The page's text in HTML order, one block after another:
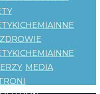
CHEMIAINNE
CHEMIAINNE
MEDIA